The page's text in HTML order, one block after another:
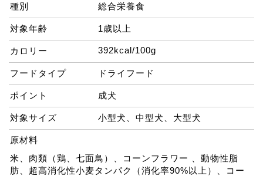
種別 総合栄養食
対象年齢 1歳以上
カロリー 392kcal/100g
フードタイプ ドライフード
ポイント 成犬
対象サイズ 小型犬、中型犬、大型犬
原材料
米、肉類（鶏、七面鳥）、コーンフラワー 、動物性脂
肪、超高消化性小麦タンパク（消化率90%以上）、コー